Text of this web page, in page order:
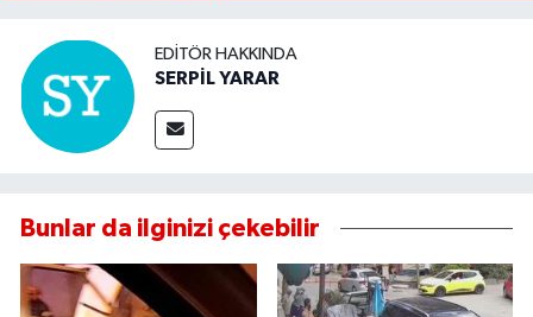
EDITÖR HAKKINDA
SERPİL YARAR
Bunlar da ilginizi çekebilir